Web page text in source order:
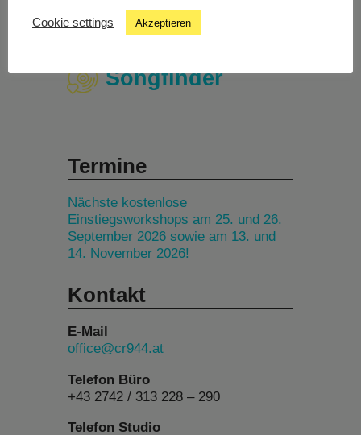
Studiochat
Songfinder
Termine
Nächste kostenlose
Einstiegsworkshops am 25. und 26.
September 2026 sowie am 13. und
14. November 2026!
Kontakt
E-Mail
office@cr944.at
Telefon Büro
+43 2742 / 313 228 – 290
Telefon Studio
Cookie settings Akzeptieren